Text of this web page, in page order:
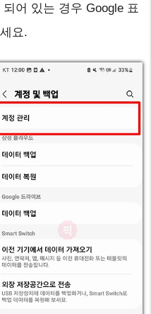
어 있는 경우 Google 표
요.